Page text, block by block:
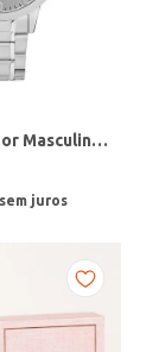
Relógio Condor Masculino PRATA